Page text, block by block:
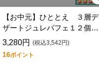
【お中元】ひととえ ３層デ
ザートジュレパフェ１２個
ＪＰＤ－３０
3,280円 (税込3,542円)
16ポイント